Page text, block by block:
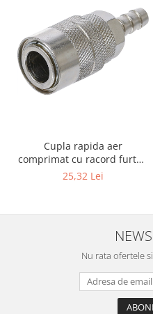
Cupla rapida aer
comprimat cu racord furtun
8 mm (5/16") | SUA / Franta
25,32 Lei
Nu rata ofertele